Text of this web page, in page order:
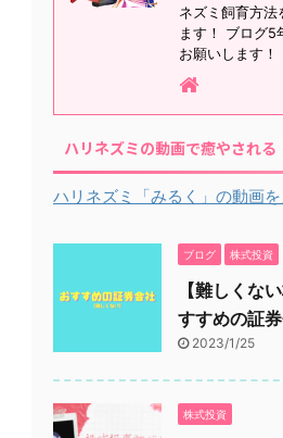
ネズミ飼育方法
ます！ ブログ5
お願いします！
ハリネズミの動画で癒やされる
ハリネズミ「みるく」の動画を
ブログ 株式投資
【難しくな
すすめの証
2023/1/25
株式投資